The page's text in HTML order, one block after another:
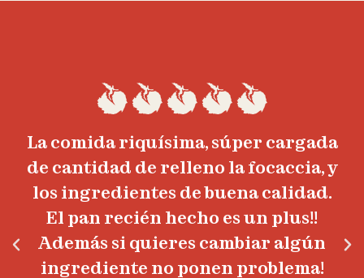
La comida riquísima, súper cargada
de cantidad de relleno la focaccia, y
los ingredientes de buena calidad.
El pan recién hecho es un plus!!
Además si quieres cambiar algún
ingrediente no ponen problema!